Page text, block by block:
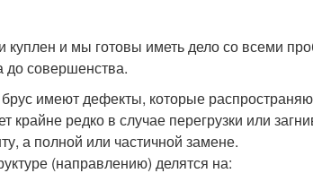
и мы готовы иметь дело со всеми
до совершенства.
имеют дефекты, которые
редко в случае перегрузки или
а полной или частичной замене.
(направлению) делятся на: